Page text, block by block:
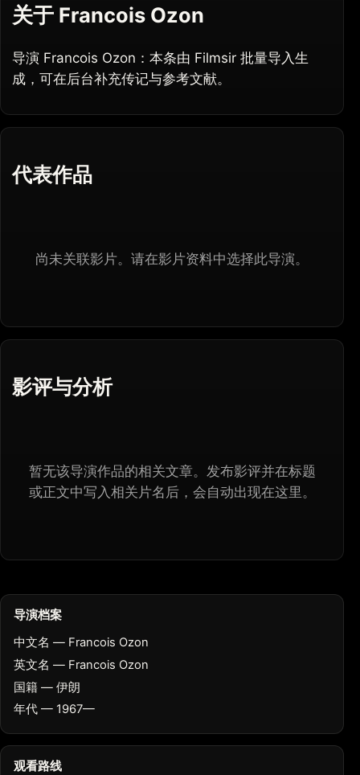
关于 Francois Ozon
导演 Francois Ozon：本条由 Filmsir 批量导入生
成，可在后台补充传记与参考文献。
代表作品
尚未关联影片。请在影片资料中选择此导演。
影评与分析
暂无该导演作品的相关文章。发布影评并在标题
或正文中写入相关片名后，会自动出现在这里。
导演档案
中文名 — Francois Ozon
英文名 — Francois Ozon
国籍 — 伊朗
年代 — 1967—
观看路线